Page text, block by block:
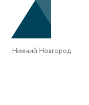
Нижний Новгород